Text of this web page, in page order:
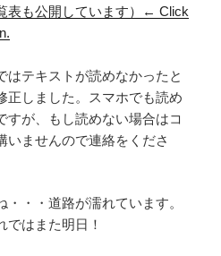
表も公開しています）← Click
はテキストが読めなかったと
正しました。スマホでも読め
すが、もし読めない場合はコ
いませんので連絡をくださ
・・道路が濡れています。
ではまた明日！